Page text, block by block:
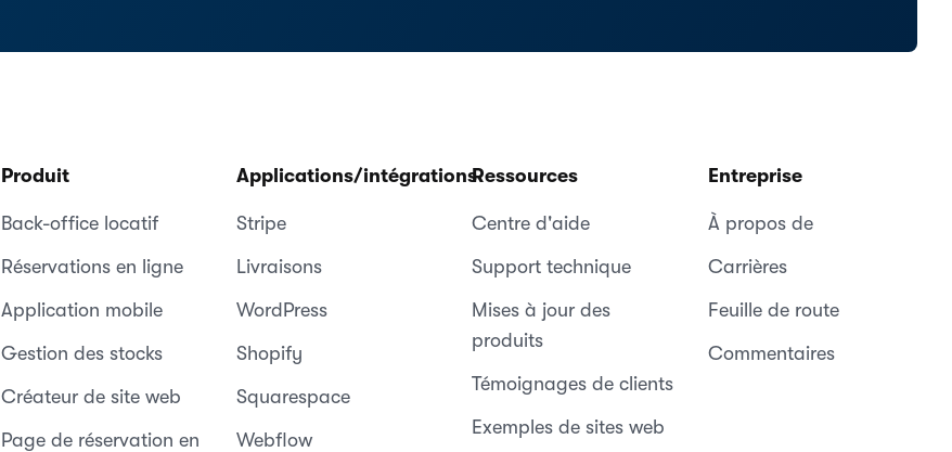
Produit
Back-office locatif
Réservations en ligne
Application mobile
Gestion des stocks
Créateur de site web
Page de réservation en
Applications/intégrations
Stripe
Livraisons
WordPress
Shopify
Squarespace
Webflow
Ressources
Centre d'aide
Support technique
Mises à jour des
produits
Témoignages de clients
Exemples de sites web
Entreprise
À propos de
Carrières
Feuille de route
Commentaires